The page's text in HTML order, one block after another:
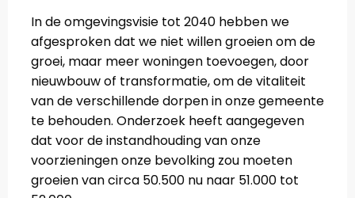
In de omgevingsvisie tot 2040 hebben we
afgesproken dat we niet willen groeien om de
groei, maar meer woningen toevoegen, door
nieuwbouw of transformatie, om de vitaliteit
van de verschillende dorpen in onze gemeente
te behouden. Onderzoek heeft aangegeven
dat voor de instandhouding van onze
voorzieningen onze bevolking zou moeten
groeien van circa 50.500 nu naar 51.000 tot